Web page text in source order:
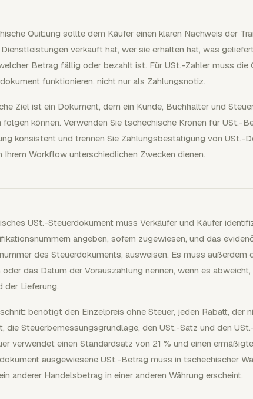
Quittung sollte dem Käufer einen klaren Nachweis der
verkauft hat, wer sie erhalten hat, was
Betrag fällig oder bezahlt ist. Für USt.-Zahler muss die
funktionieren, nicht nur als Zahlungsnotiz.
Ziel ist ein Dokument, dem ein Kunde, Buchhalter und
folgen können. Verwenden Sie tschechische Kronen für USt.-
konsistent und trennen Sie Zahlungsbestätigung von USt.-
Ihrem Workflow unterschiedlichen Zwecken dienen.
USt.-Steuerdokument muss Verkäufer und Käufer
angeben, sofern zugewiesen, und das
des Steuerdokuments, ausweisen. Es muss
oder das Datum der Vorauszahlung nennen, wenn es
der Lieferung.
benötigt den Einzelpreis ohne Steuer, jeden Rabatt, der
die Steuerbemessungsgrundlage, den USt.-Satz und den
verwendet einen Standardsatz von 21 % und einen
ausgewiesene USt.-Betrag muss in tschechischer
anderer Handelsbetrag in einer anderen Währung erscheint.